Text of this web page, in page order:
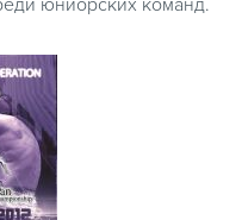
юниорских команд.